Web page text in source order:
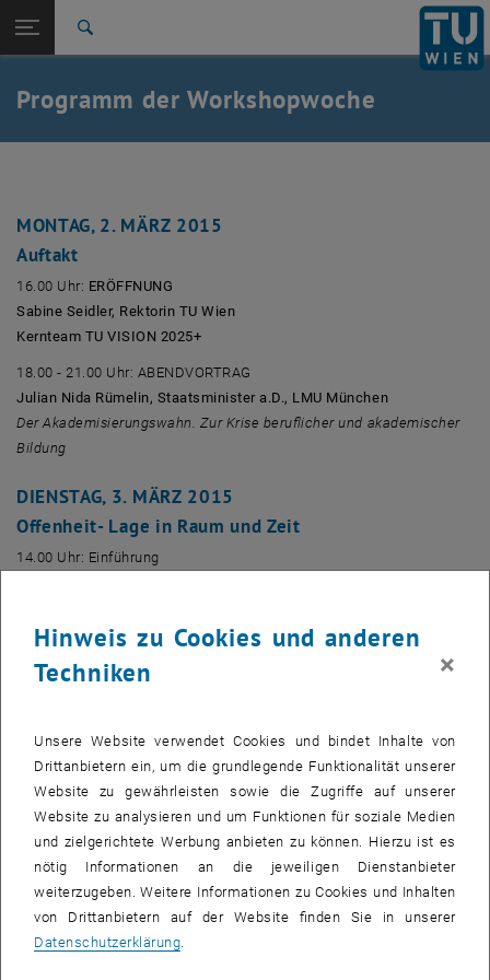
TU Login
Quicklinks
Quicklinks-Menü umschalten
Studium
Karriere
Programm der Workshopwoche
Programm der Workshopwoche
MONTAG, 2. MÄRZ 2015
Auftakt
16.00 Uhr: ERÖFFNUNG
Sabine Seidler, Rektorin TU Wien
Kernteam TU VISION 2025+
18.00 - 21.00 Uhr: ABENDVORTRAG
Julian Nida Rümelin, Staatsminister a.D., LMU München
Der Akademisierungswahn. Zur Krise beruflicher und akademischer
Bildung
DIENSTAG, 3. MÄRZ 2015
Offenheit- Lage in Raum und Zeit
14.00 Uhr: Einführung
Wir provozieren und gestalten relevante gesellschaftliche
Diskurse.
MITTWOCH, 4. MÄRZ 2015
Grenzüberschreitung- Einheit in Diversität
14.00 Uhr: Einführung
14.15 - 17.00 Uhr:FOKUSGRUPPEN
Wir vereinbaren exzellente Forschung und innovative Lehre.
Hinweis zu Cookies und anderen
Techniken
×
Unsere Website verwendet Cookies und bindet Inhalte von
Drittanbietern ein, um die grundlegende Funktionalität unserer
Website zu gewährleisten sowie die Zugriffe auf unserer
Website zu analysieren und um Funktionen für soziale Medien
und zielgerichtete Werbung anbieten zu können. Hierzu ist es
nötig Informationen an die jeweiligen Dienstanbieter
weiterzugeben. Weitere Informationen zu Cookies und Inhalten
von Drittanbietern auf der Website finden Sie in unserer
Datenschutzerklärung.